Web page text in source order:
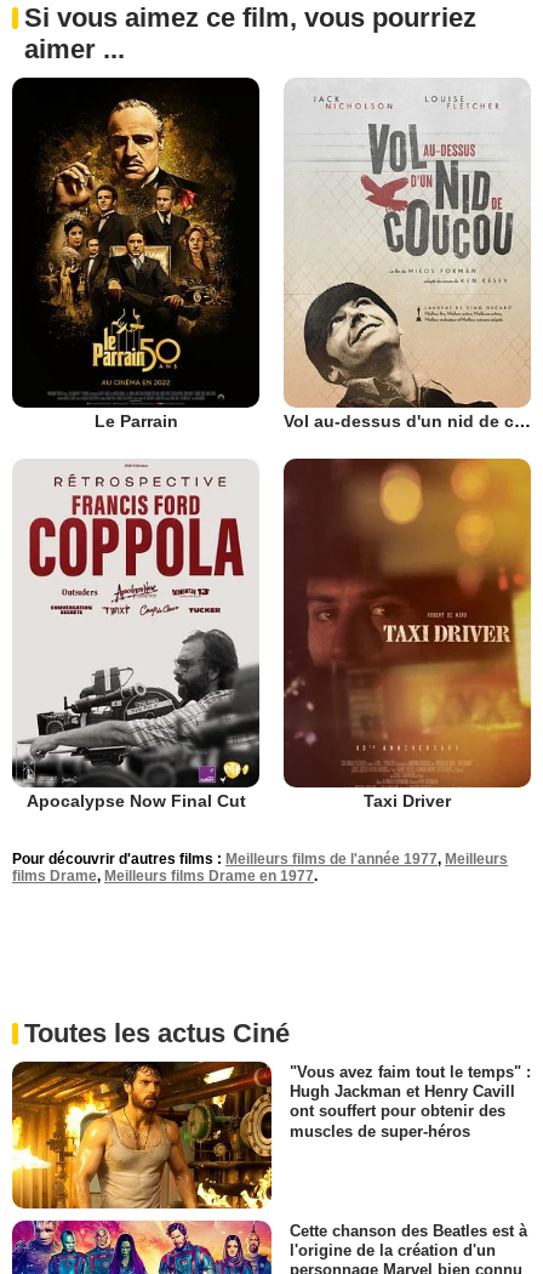
Si vous aimez ce film, vous pourriez
aimer ...
Le Parrain Vol au-dessus d'un nid de coucou
Apocalypse Now Final Cut Taxi Driver
Pour découvrir d'autres films : Meilleurs films de l'année 1977, Meilleurs
films Drame, Meilleurs films Drame en 1977.
Toutes les actus Ciné
"Vous avez faim tout le temps" :
Hugh Jackman et Henry Cavill
ont souffert pour obtenir des
muscles de super-héros
Cette chanson des Beatles est à
l'origine de la création d'un
personnage Marvel bien connu